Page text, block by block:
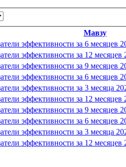
Мавзу
эффективности за 6 месяцев
эффективности за 12
эффективности за 9 месяцев
эффективности за 6 месяцев
эффективности за 3 месяца
эффективности за 12
эффективности за 9 месяцев
эффективности за 6 месяцев
эффективности за 3 месяца
эффективности за 12